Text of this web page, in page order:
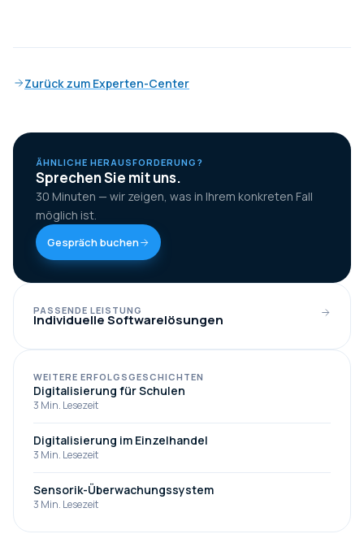
Zurück zum Experten-Center
ÄHNLICHE HERAUSFORDERUNG?
Sprechen Sie mit uns.
30 Minuten — wir zeigen, was in Ihrem konkreten Fall
möglich ist.
Gespräch buchen
PASSENDE LEISTUNG
Individuelle Softwarelösungen
WEITERE ERFOLGSGESCHICHTEN
Digitalisierung für Schulen
3 Min. Lesezeit
Digitalisierung im Einzelhandel
3 Min. Lesezeit
Sensorik-Überwachungssystem
3 Min. Lesezeit